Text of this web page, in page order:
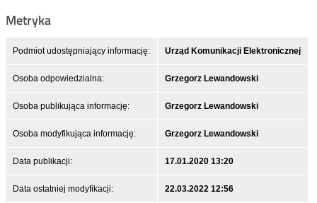
Metryka
Podmiot udostępniający informację: Urząd Komunikacji Elektronicznej
Osoba odpowiedzialna: Grzegorz Lewandowski
Osoba publikująca informację: Grzegorz Lewandowski
Osoba modyfikująca informację: Grzegorz Lewandowski
Data publikacji: 17.01.2020 13:20
Data ostatniej modyfikacji: 22.03.2022 12:56